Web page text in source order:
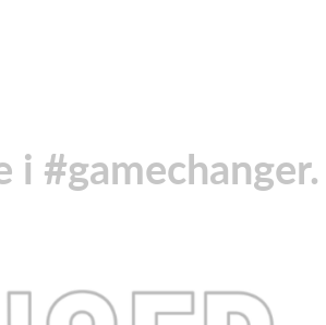
i #gamechanger.